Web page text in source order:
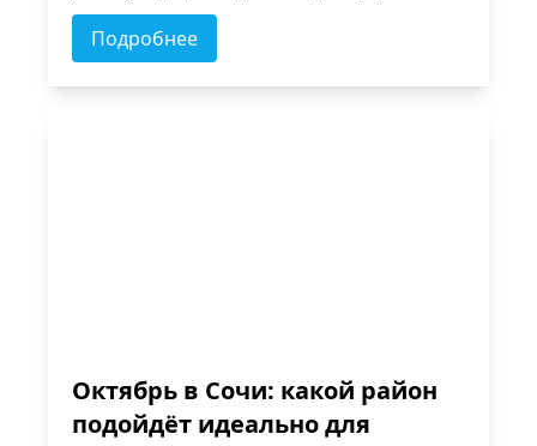
Подробнее
Октябрь в Сочи: какой район
подойдёт идеально для